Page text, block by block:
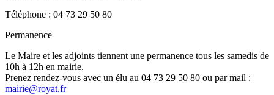
Téléphone : 04 73 29 50 80
Permanence
Le Maire et les adjoints tiennent une permanence tous les samedis de
10h à 12h en mairie.
Prenez rendez-vous avec un élu au 04 73 29 50 80 ou par mail :
mairie@royat.fr